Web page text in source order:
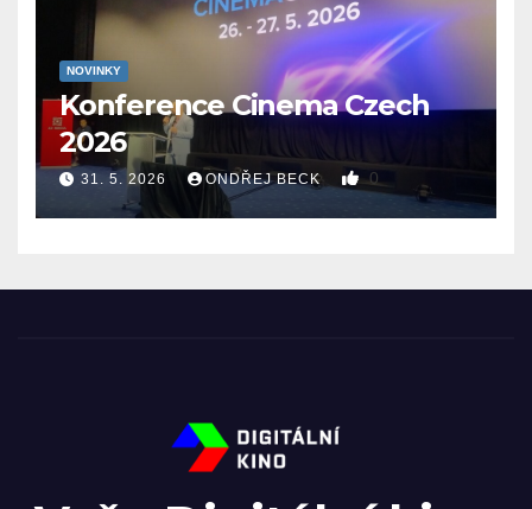
NOVINKY
Konference Cinema Czech
2026
31. 5. 2026 ONDŘEJ BECK 0